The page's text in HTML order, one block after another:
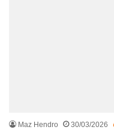
Maz Hendro 30/03/2026